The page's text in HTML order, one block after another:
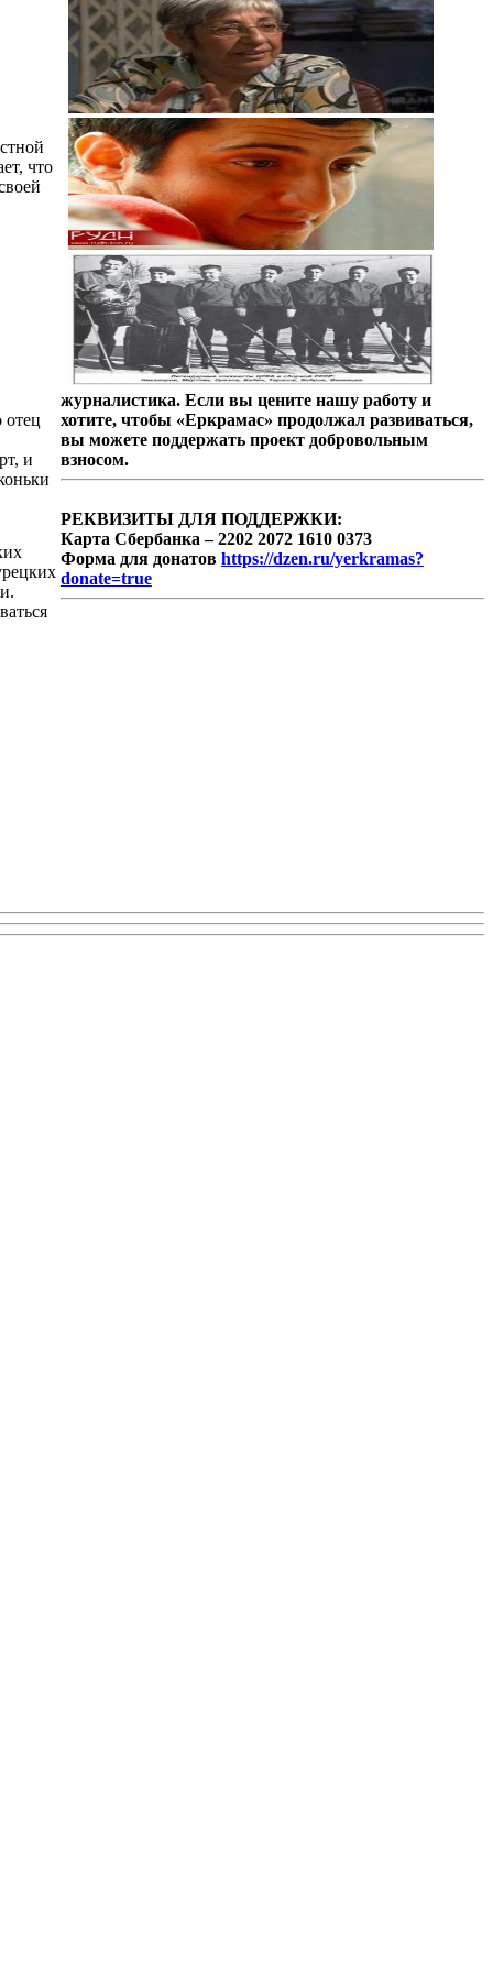
что
отец
и
журналистика. Если вы цените нашу работу и
хотите, чтобы «Еркрамас» продолжал развиваться,
вы можете поддержать проект добровольным
взносом.
РЕКВИЗИТЫ ДЛЯ ПОДДЕРЖКИ:
Карта Сбербанка – 2202 2072 1610 0373
Форма для донатов https://dzen.ru/yerkramas?
donate=true